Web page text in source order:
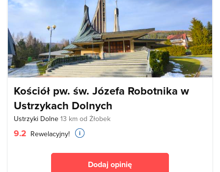
Kościół pw. św. Józefa Robotnika w
Ustrzykach Dolnych
Ustrzyki Dolne 13 km od Żłobek
9.2 Rewelacyjny!
Dodaj opinię